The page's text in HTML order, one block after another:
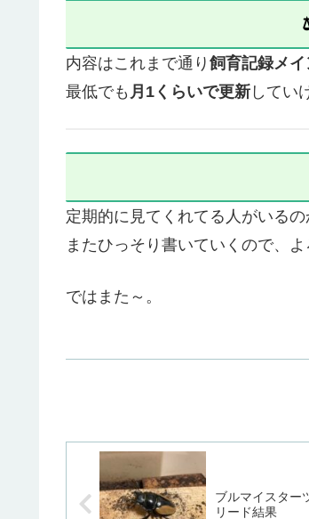
内容はこれまで通り 飼育記録メイ
最低でも 月1くらいで更新 してい
定期的に見てくれてる人がいるの
またひっそり書いていくので、よ
ではまた～。
ブルマイスター
リード結果